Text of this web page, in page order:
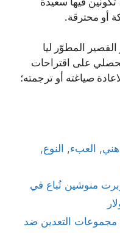
أو محترقة.
المطوّر ليا
على اقتراحات
صياغته أو ترجمته؛
, العبء, النوع,
منوشين تُباع في
مجموعات التعدين ضد